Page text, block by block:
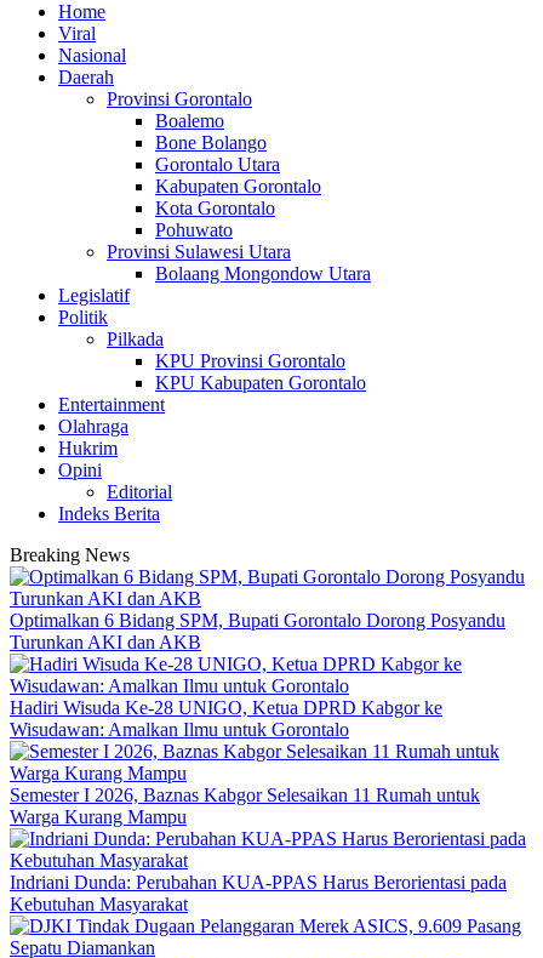
Home
Viral
Nasional
Daerah
Provinsi Gorontalo
Boalemo
Bone Bolango
Gorontalo Utara
Kabupaten Gorontalo
Kota Gorontalo
Pohuwato
Provinsi Sulawesi Utara
Bolaang Mongondow Utara
Legislatif
Politik
Pilkada
KPU Provinsi Gorontalo
KPU Kabupaten Gorontalo
Entertainment
Olahraga
Hukrim
Opini
Editorial
Indeks Berita
Breaking News
Optimalkan 6 Bidang SPM, Bupati Gorontalo Dorong Posyandu
Turunkan AKI dan AKB
Hadiri Wisuda Ke-28 UNIGO, Ketua DPRD Kabgor ke
Wisudawan: Amalkan Ilmu untuk Gorontalo
Semester I 2026, Baznas Kabgor Selesaikan 11 Rumah untuk
Warga Kurang Mampu
Indriani Dunda: Perubahan KUA-PPAS Harus Berorientasi pada
Kebutuhan Masyarakat